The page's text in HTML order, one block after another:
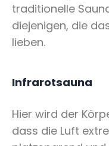
traditionelle
diejenigen, die
lieben.
Infrarotsauna
Hier wird der
dass die Luft